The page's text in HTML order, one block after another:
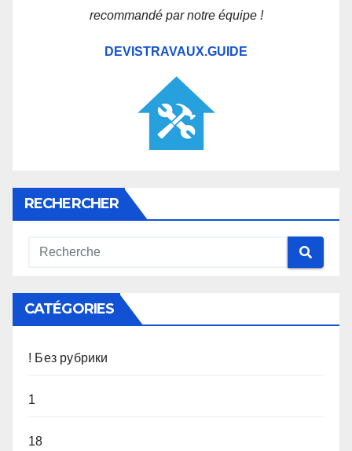
recommandé par notre équipe !
DEVISTRAVAUX.GUIDE
RECHERCHER
CATÉGORIES
! Без рубрики
1
18